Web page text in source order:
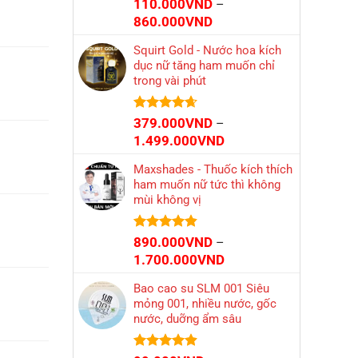
hạng4.73
5 sao
110.000VND –
860.000VNDKhoảng
từ
110.000VND
Squirt Gold - Nước hoa kích
dục nữ tăng ham muốn chỉ
trong vài phút
Được xếp
hạng4.66
5 sao
379.000VND –
1.499.000VNDKhoảng
từ
379.000VND
Maxshades - Thuốc kích thích
ham muốn nữ tức thì không
mùi không vị
Được xếp
hạng4.83
5 sao
890.000VND –
1.700.000VNDKhoảng
từ
890.000VND
đến
Bao cao su SLM 001 Siêu
mỏng 001, nhiều nước, gốc
nước, duỡng ẩm sâu